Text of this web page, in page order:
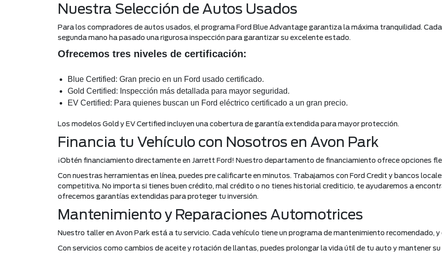
Nuestra Selección de Autos Usados
Para los compradores de autos usados, el programa Ford Blue Advantage garantiza la máxima tranquilidad.
segunda mano ha pasado una rigurosa inspección para garantizar su excelente estado.
Ofrecemos tres niveles de certificación:
Blue Certified: Gran precio en un Ford usado certificado.
Gold Certified: Inspección más detallada para mayor seguridad.
EV Certified: Para quienes buscan un Ford eléctrico certificado a un gran precio.
Los modelos Gold y EV Certified incluyen una cobertura de garantía extendida para mayor protección.
Financia tu Vehículo con Nosotros en Avon Park
¡Obtén financiamiento directamente en Jarrett Ford! Nuestro departamento de financiamiento ofrece opciones
Con nuestras herramientas en línea, puedes pre calificarte en minutos. Trabajamos con Ford Credit y bancos
competitiva. No importa si tienes buen crédito, mal crédito o no tienes historial crediticio, te ayudaremos a
ofrecemos garantías extendidas para proteger tu inversión.
Mantenimiento y Reparaciones Automotrices
Nuestro taller en Avon Park está a tu servicio. Cada vehículo tiene un programa de mantenimiento recomendado,
Con servicios como cambios de aceite y rotación de llantas, puedes prolongar la vida útil de tu auto y mantener